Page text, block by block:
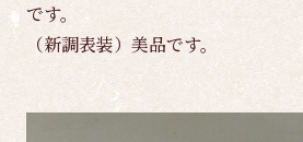
です。
（新調表装）美品です。